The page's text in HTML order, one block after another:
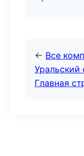
← Все
Уральский
Главная